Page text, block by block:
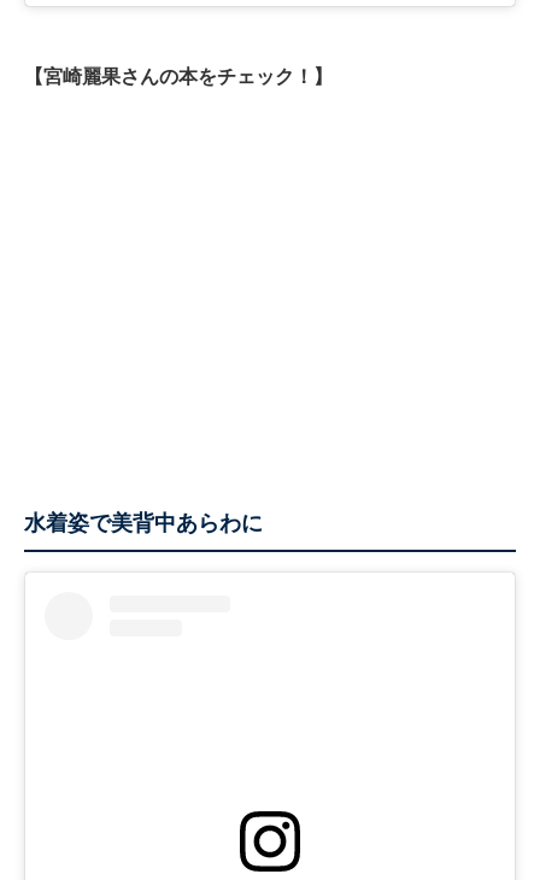
【宮崎麗果さんの本をチェック！】
水着姿で美背中あらわに